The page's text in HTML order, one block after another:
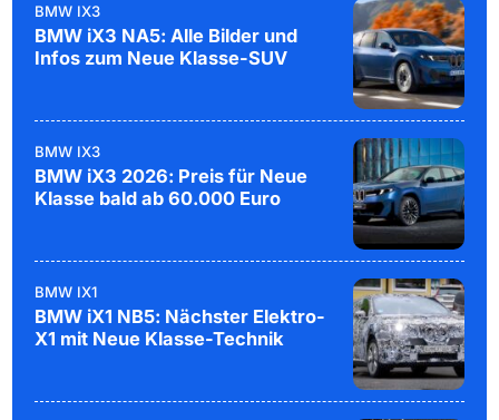
BMW IX3
BMW iX3 NA5: Alle Bilder und
Infos zum Neue Klasse-SUV
BMW IX3
BMW iX3 2026: Preis für Neue
Klasse bald ab 60.000 Euro
BMW IX1
BMW iX1 NB5: Nächster Elektro-
X1 mit Neue Klasse-Technik